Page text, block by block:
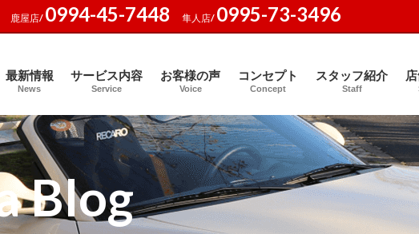
鹿屋店/ 0994-45-7448 隼人店/ 0995-73-3496
最新情報
News
サービス内容
Service
お客様の声
Voice
コンセプト
Concept
スタッフ紹介
Staff
Blog